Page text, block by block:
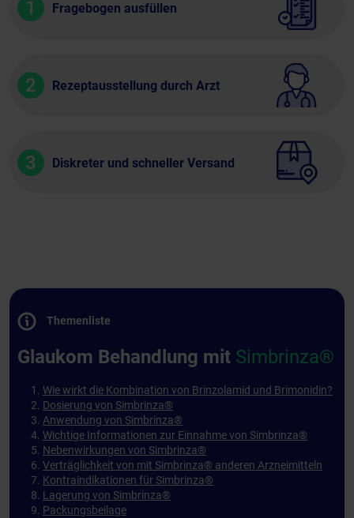
1 Fragebogen ausfüllen
2 Rezeptausstellung durch Arzt
3 Diskreter und schneller Versand
Themenliste
Glaukom Behandlung mit Simbrinza®
Wie wirkt die Kombination von Brinzolamid und Brimonidin?
Dosierung von Simbrinza®
Anwendung von Simbrinza®
Wichtige Informationen zur Einnahme von Simbrinza®
Nebenwirkungen von Simbrinza®
Verträglichkeit von mit Simbrinza® anderen Arzneimitteln
Kontraindikationen für Simbrinza®
Lagerung von Simbrinza®
Packungsbeilage